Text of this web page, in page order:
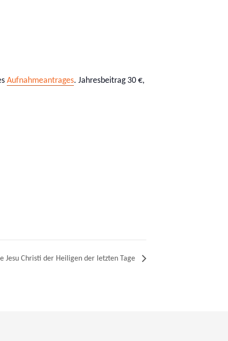
Aufnahmeantrages. Jahresbeitrag 30 €,
Jesu Christi der Heiligen der letzten Tage